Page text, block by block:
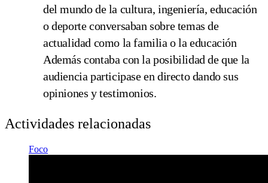
del mundo de la cultura, ingeniería, educación
o deporte conversaban sobre temas de
actualidad como la familia o la educación
Además contaba con la posibilidad de que la
audiencia participase en directo dando sus
opiniones y testimonios.
Actividades relacionadas
Foco